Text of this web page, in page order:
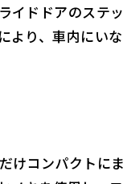
イドドアのステ
り、車内にい
けコンパクトに